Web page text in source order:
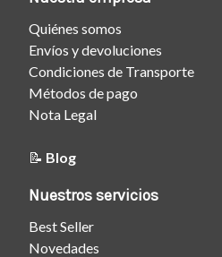
Quiénes somos
Envíos y devoluciones
Condiciones de Transporte
Métodos de pago
Nota Legal
📝 Blog
Nuestros servicios
Best Seller
Novedades